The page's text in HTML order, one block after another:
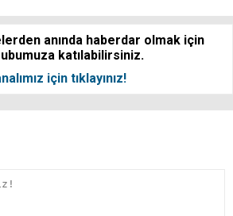
anında haberdar olmak için
katılabilirsiniz.
için tıklayınız!